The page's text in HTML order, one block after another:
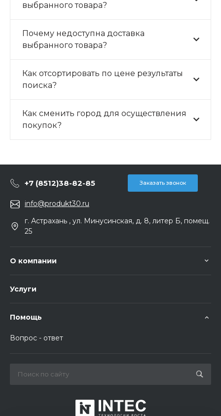
выбранного товара?
Почему недоступна доставка
выбранного товара?
Как отсортировать по цене результаты
поиска?
Как сменить город для осуществления
покупок?
+7 (8512)38-82-85 Заказать звонок
info@produkt30.ru
г. Астрахань , ул. Минусинская, д. 8, литер Б, помещ.
25
О компании
Услуги
Помощь
Вопрос - ответ